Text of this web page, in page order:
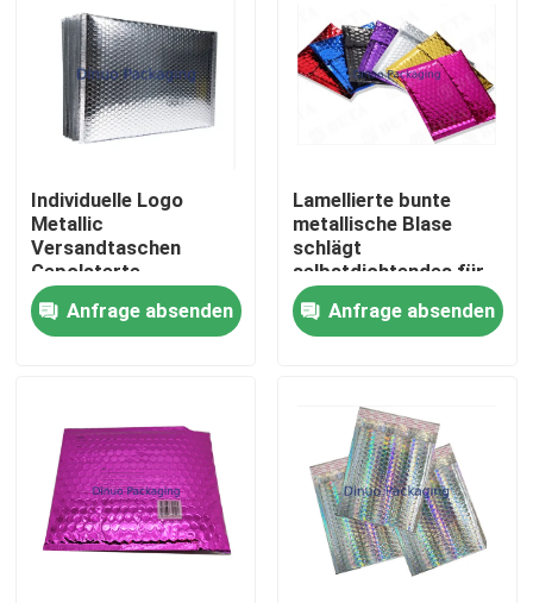
Produkte
Videos
Individuelle Logo
Metallic
Versandtaschen
Gepolsterte
Postbeutel
Luftpolsterfolie
Verpackung
Anfrage absenden
Lamellierte bunte
metallische Blase
schlägt
selbstdichtendes für
Lieferungs-Industrie
ein Anfrage absenden